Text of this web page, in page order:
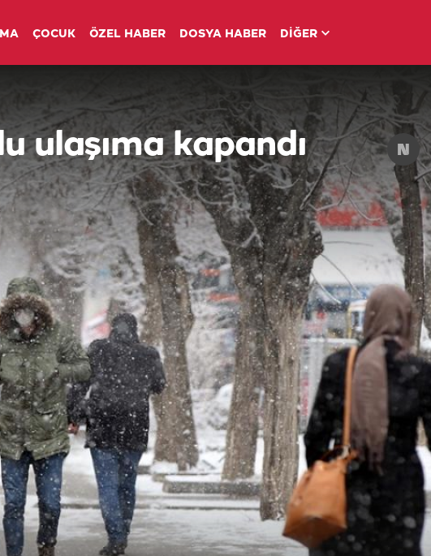
ÇOCUK ÖZEL HABER DOSYA HABER DİĞER
ulaşıma kapandı